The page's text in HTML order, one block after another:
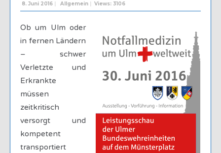
8. Juni 2016 Allgemein Views: 3106
Ob um Ulm oder
in fernen Ländern
– schwer
Verletzte und
Erkrankte
müssen
zeitkritisch
versorgt und
kompetent
transportiert